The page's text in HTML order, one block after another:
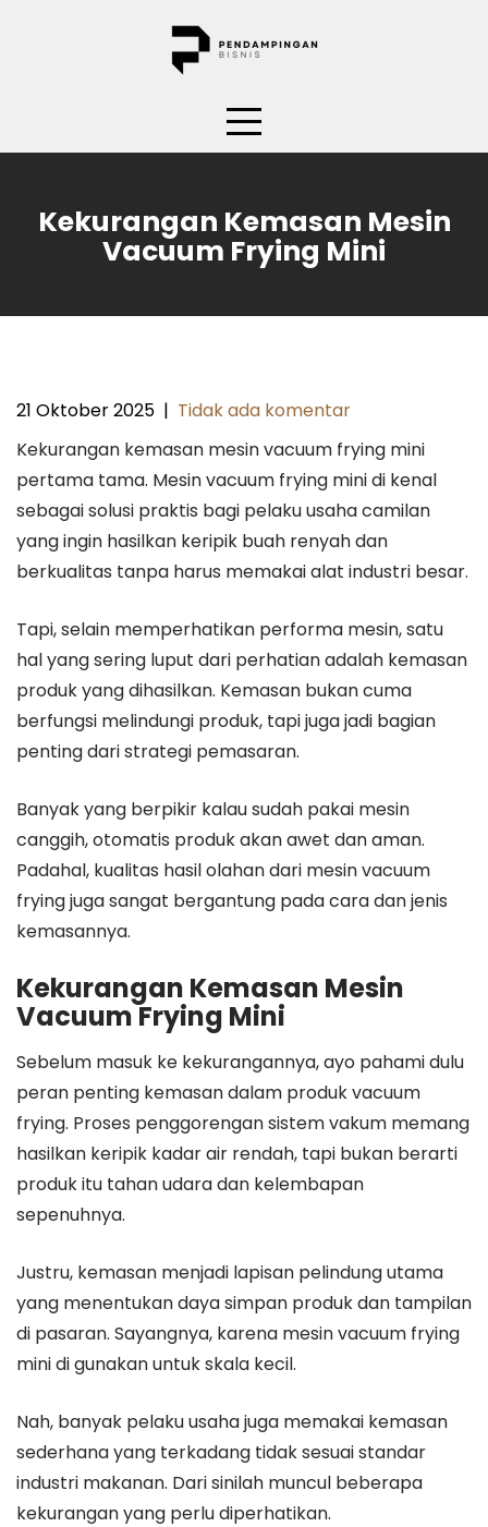
Kekurangan Kemasan Mesin
Vacuum Frying Mini
21 Oktober 2025 | Tidak ada komentar
Kekurangan kemasan mesin vacuum frying mini
pertama tama. Mesin vacuum frying mini di kenal
sebagai solusi praktis bagi pelaku usaha camilan
yang ingin hasilkan keripik buah renyah dan
berkualitas tanpa harus memakai alat industri besar.
Tapi, selain memperhatikan performa mesin, satu
hal yang sering luput dari perhatian adalah kemasan
produk yang dihasilkan. Kemasan bukan cuma
berfungsi melindungi produk, tapi juga jadi bagian
penting dari strategi pemasaran.
Banyak yang berpikir kalau sudah pakai mesin
canggih, otomatis produk akan awet dan aman.
Padahal, kualitas hasil olahan dari mesin vacuum
frying juga sangat bergantung pada cara dan jenis
kemasannya.
Kekurangan Kemasan Mesin
Vacuum Frying Mini
Sebelum masuk ke kekurangannya, ayo pahami dulu
peran penting kemasan dalam produk vacuum
frying. Proses penggorengan sistem vakum memang
hasilkan keripik kadar air rendah, tapi bukan berarti
produk itu tahan udara dan kelembapan
sepenuhnya.
Justru, kemasan menjadi lapisan pelindung utama
yang menentukan daya simpan produk dan tampilan
di pasaran. Sayangnya, karena mesin vacuum frying
mini di gunakan untuk skala kecil.
Nah, banyak pelaku usaha juga memakai kemasan
sederhana yang terkadang tidak sesuai standar
industri makanan. Dari sinilah muncul beberapa
kekurangan yang perlu diperhatikan.